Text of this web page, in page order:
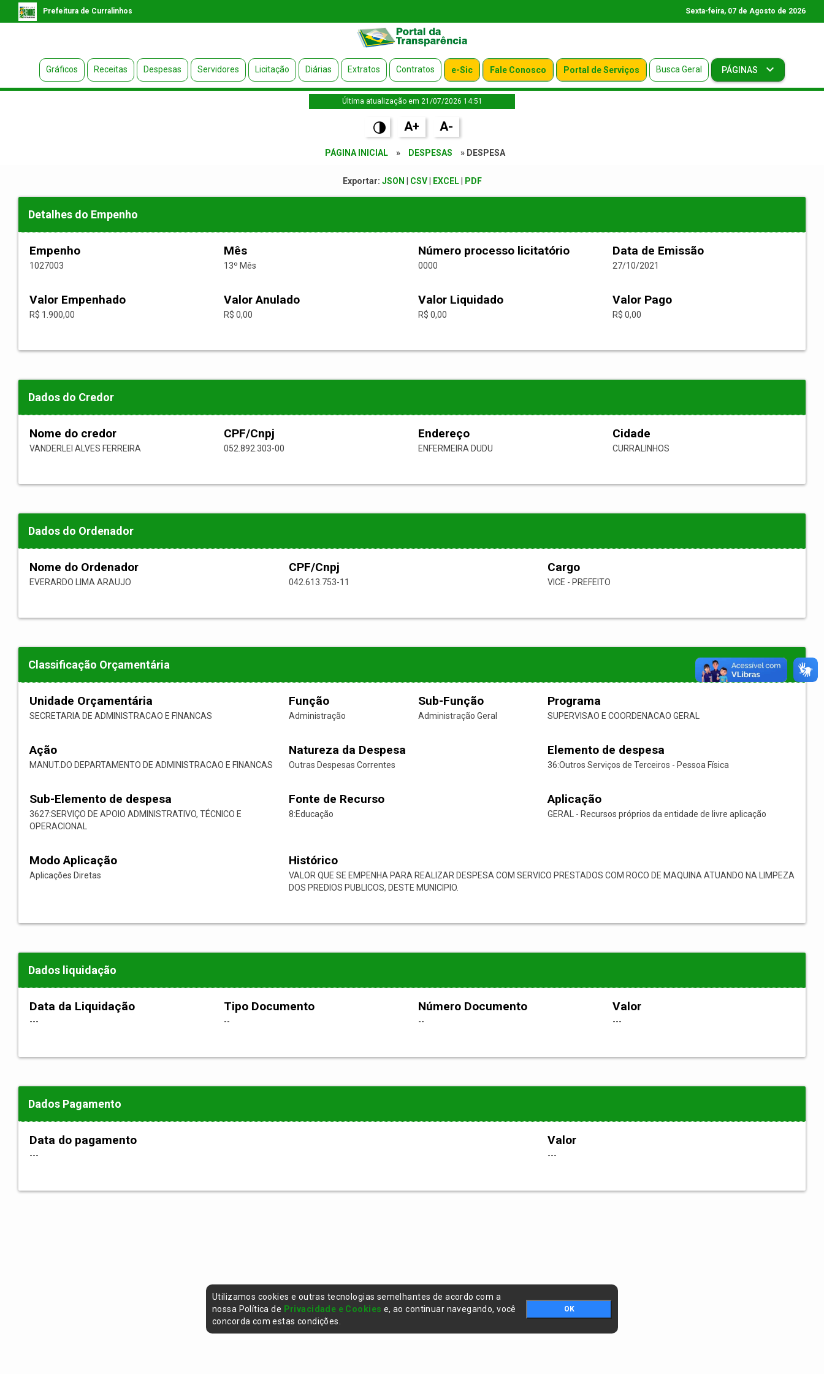
Prefeitura de Curralinhos Sexta-feira, 07 de Agosto de 2026
Gráficos Receitas Despesas Servidores Licitação Diárias Extratos Contratos e-Sic Fale Conosco Portal de Serviços Busca Geral PÁGINAS
Última atualização em 21/07/2026 14:51
A+ A-
PÁGINA INICIAL » DESPESAS » DESPESA
Exportar: JSON CSV| EXCEL| PDF
Detalhes do Empenho
Empenho
1027003
Mês
13º Mês
Número processo licitatório
0000
Data de Emissão
27/10/2021
Valor Empenhado
R$ 1.900,00
Valor Anulado
R$ 0,00
Valor Liquidado
R$ 0,00
Valor Pago
R$ 0,00
Dados do Credor
Nome do credor
VANDERLEI ALVES FERREIRA
CPF/Cnpj
052.892.303-00
Endereço
ENFERMEIRA DUDU
Cidade
CURRALINHOS
Dados do Ordenador
Nome do Ordenador
EVERARDO LIMA ARAUJO
CPF/Cnpj
042.613.753-11
Cargo
VICE - PREFEITO
Classificação Orçamentária
Unidade Orçamentária
SECRETARIA DE ADMINISTRACAO E FINANCAS
Função
Administração
Sub-Função
Administração Geral
Programa
SUPERVISAO E COORDENACAO GERAL
Ação
MANUT.DO DEPARTAMENTO DE ADMINISTRACAO E FINANCAS
Natureza da Despesa
Outras Despesas Correntes
Elemento de despesa
36:Outros Serviços de Terceiros - Pessoa Física
Sub-Elemento de despesa
3627:SERVIÇO DE APOIO ADMINISTRATIVO, TÉCNICO E
OPERACIONAL
Fonte de Recurso
8:Educação
Aplicação
GERAL - Recursos próprios da entidade de livre aplicação
Modo Aplicação
Aplicações Diretas
Histórico
VALOR QUE SE EMPENHA PARA REALIZAR DESPESA COM SERVICO PRESTADOS COM ROCO DE MAQUINA ATUANDO NA LIMPEZA
DOS PREDIOS PUBLICOS, DESTE MUNICIPIO.
Dados liquidação
Data da Liquidação
---
Tipo Documento
--
Número Documento
--
Valor
---
Dados Pagamento
Data do pagamento
---
Valor
---
Utilizamos cookies e outras tecnologias semelhantes de acordo com a
nossa Política de Privacidade e Cookies e, ao continuar navegando, você
concorda com estas condições.
OK